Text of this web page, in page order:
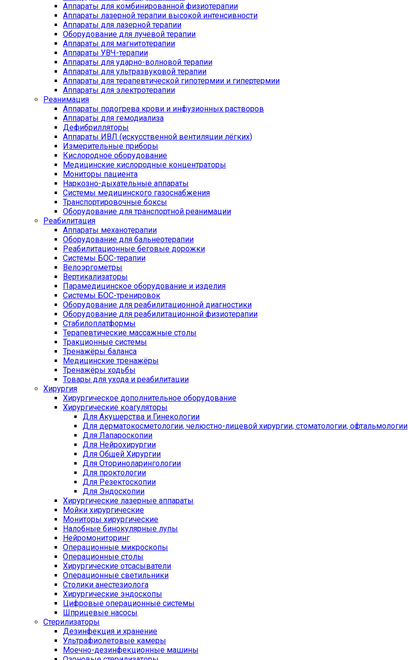
Аппараты для комбинированной физиотерапии
Аппараты лазерной терапии высокой интенсивности
Аппараты для лазерной терапии
Оборудование для лучевой терапии
Аппараты для магнитотерапии
Аппараты УВЧ-терапии
Аппараты для ударно-волновой терапии
Аппараты для ультразвуковой терапии
Аппараты для терапевтической гипотермии и гипертермии
Аппараты для электротерапии
Реанимация
Аппараты подогрева крови и инфузионных растворов
Аппараты для гемодиализа
Дефибрилляторы
Аппараты ИВЛ (искусственной вентиляции лёгких)
Измерительные приборы
Кислородное оборудование
Медицинские кислородные концентраторы
Мониторы пациента
Наркозно-дыхательные аппараты
Системы медицинского газоснабжения
Транспортировочные боксы
Оборудование для транспортной реанимации
Реабилитация
Аппараты механотерапии
Оборудование для бальнеотерапии
Реабилитационные беговые дорожки
Системы БОС-терапии
Велоэргометры
Вертикализаторы
Парамедицинское оборудование и изделия
Системы БОС-тренировок
Оборудование для реабилитационной диагностики
Оборудование для реабилитационной физиотерапии
Стабилоплатформы
Терапевтические массажные столы
Тракционные системы
Тренажёры баланса
Медицинские тренажёры
Тренажёры ходьбы
Товары для ухода и реабилитации
Хирургия
Хирургическое дополнительное оборудование
Хирургические коагуляторы
Для Акушерства и Гинекологии
Для дерматокосметологии, челюстно-лицевой хирургии, стоматологии, офтальмологии
Для Лапароскопии
Для Нейрохирургии
Для Общей Хирургии
Для Оториноларингологии
Для проктологии
Для Резектоскопии
Для Эндоскопии
Хирургические лазерные аппараты
Мойки хирургические
Мониторы хирургические
Налобные бинокулярные лупы
Нейромониторинг
Операционные микроскопы
Операционные столы
Хирургические отсасыватели
Операционные светильники
Столики анестезиолога
Хирургические эндоскопы
Цифровые операционные системы
Шприцевые насосы
Стерилизаторы
Дезинфекция и хранение
Ультрафиолетовые камеры
Моечно-дезинфекционные машины